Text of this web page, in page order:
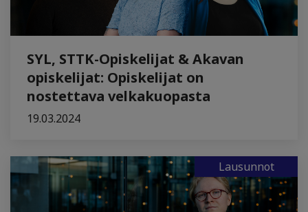
SYL, STTK-Opiskelijat & Akavan
opiskelijat: Opiskelijat on
nostettava velkakuopasta
19.03.2024
Lausunnot